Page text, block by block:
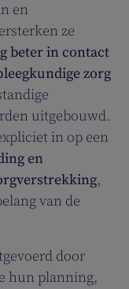
en
ze
beter in contact
zorg
uitgebouwd.
in op een
en
,
van de
door
hun planning,